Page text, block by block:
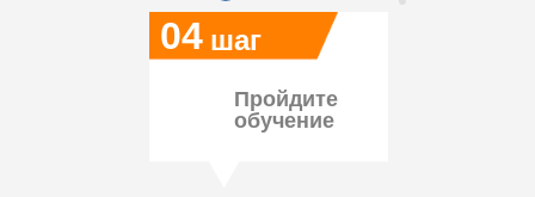
04 шаг
Пройдите
обучение